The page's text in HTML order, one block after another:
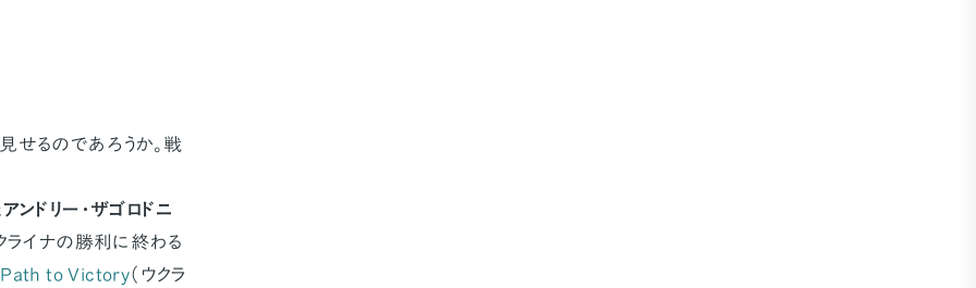
せるのであろうか。戦
アンドリー・ザゴロドニ
ライナの勝利に終わる
Path to Victory（ウクラ